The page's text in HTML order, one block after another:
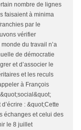
nombre de lignes
faisaient à minima
par le
vérifier
du travail n’a
de démocratie
et d’associer le
et les reculs
à François
: &quot;Cette
échanges et celui des
le 8 juillet